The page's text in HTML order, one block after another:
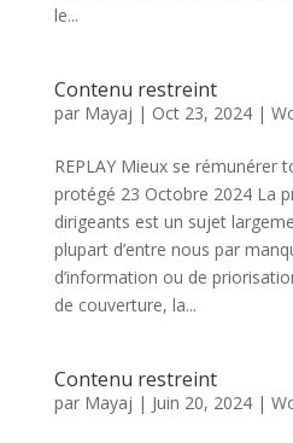
le...
Contenu restreint
par Mayaj | Oct 23, 2024|
REPLAY Mieux se rémunérer
protégé 23 Octobre 2024 La
dirigeants est un sujet
plupart d’entre nous par
d’information ou de
de couverture, la...
Contenu restreint
par Mayaj | Juin 20, 2024|